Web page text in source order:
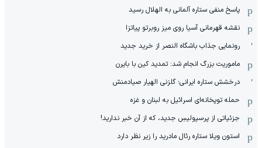
پاسخ منفی ستاره آلمانی به الهلال رسید
نقشه قهرمانی آسیا روی میز روبرتو پیاتزا
رونمایی جذاب باشگاه النصر از خرید جدید
ماموریت بزرگ انجام شد: تمدید کین با بایرن
درخشش ستاره ایرانی؛ گلزنی الهیار صیادمنش
حمله توپخانه‌ای اسرائیل به لبنان و غزه
جزئیاتی از پرسپولیسِ جدید، که از آن ‌خبر ندارید!
استون ویلا ستاره رئال مادرید را زیر نظر دارد